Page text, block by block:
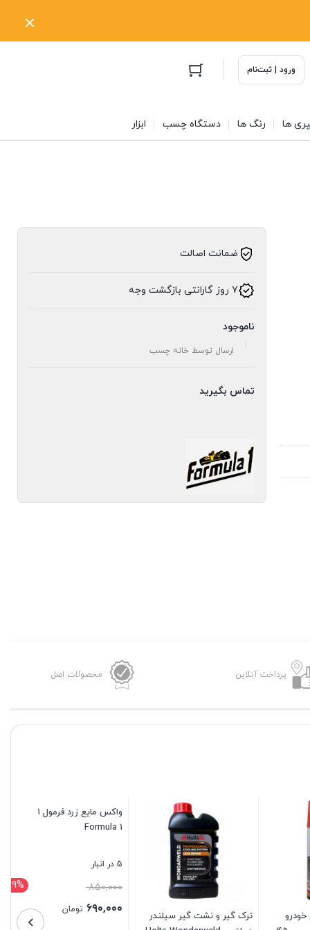
ورود | ثبت‌نام
ها رنگ ها دستگاه چسب ابزار
ضمانت اصالت
7 روز گارانتی بازگشت وجه
ناموجود
ارسال توسط خانه چسب
تماس بگیرید
پرداخت آنلاین محصولات اصل
ترک گیر و نشت گیر سیلندر